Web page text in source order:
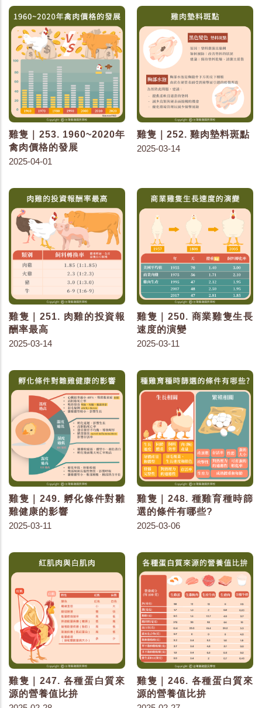
雞隻｜253. 1960~2020年
禽肉價格的發展
2025-04-01
雞隻｜252. 雞肉墊料斑點
2025-03-14
雞隻｜251. 肉雞的投資報
酬率最高
2025-03-14
雞隻｜250. 商業雞隻生長
速度的演變
2025-03-11
雞隻｜249. 孵化條件對雛
雞健康的影響
2025-03-11
雞隻｜248. 種雞育種時篩
選的條件有哪些?
2025-03-06
雞隻｜247. 各種蛋白質來
源的營養值比拚
雞隻｜246. 各種蛋白質來
源的營養值比拚